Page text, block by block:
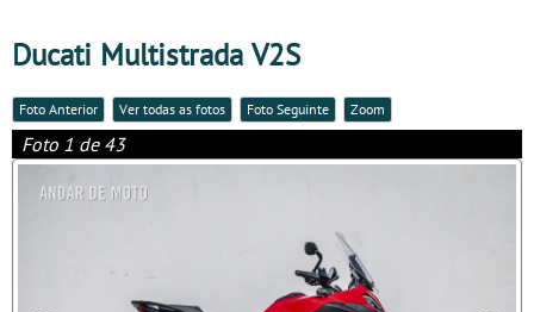
Ducati Multistrada V2S
Foto Anterior Ver todas as fotos Foto Seguinte Zoom
Foto 1 de 43